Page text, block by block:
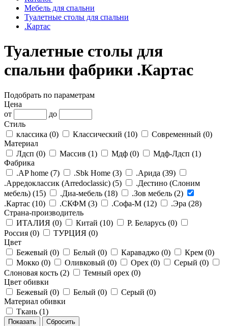
Мебель для спальни
Туалетные столы для спальни
.Картас
Туалетные столы для
спальни фабрики .Картас
Подобрать по параметрам
Цена
от
до
Стиль
классика (0) Классический (10) Современный (0)
Материал
Лдсп (0) Массив (1) Мдф (0) Мдф-Лдсп (1)
Фабрика
.AP home (7) .Sbk Home (3) .Арида (39)
.Арредоклассик (Arredoclassic) (5)
.Дестино (Слоним
мебель) (15) .Диа-мебель (18) .Зов мебель (2)
.Картас (10) .СКФМ (3) .Софа-М (12) .Эра (28)
Страна-производитель
ИТАЛИЯ (0) Китай (10) Р. Беларусь (0)
Россия (0) ТУРЦИЯ (0)
Цвет
Бежевый (0) Белый (0) Караваджо (0) Крем (0)
Мокко (0) Оливковый (0) Орех (0) Серый (0)
Слоновая кость (2) Темный орех (0)
Цвет обивки
Бежевый (0) Белый (0) Серый (0)
Материал обивки
Ткань (1)